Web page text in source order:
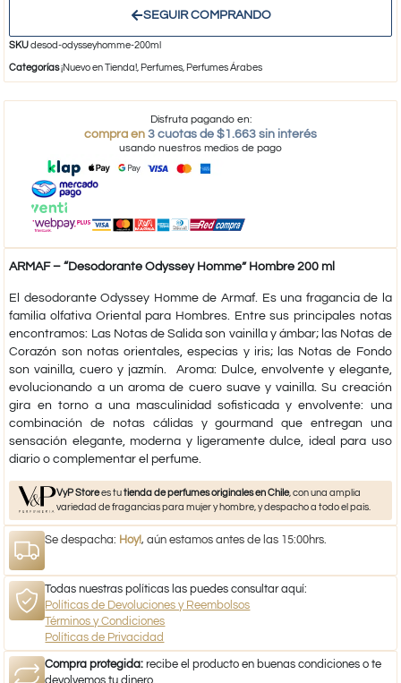
SEGUIR COMPRANDO
SKUdesod-odysseyhomme-200ml
Categorías¡Nuevo en Tienda!, Perfumes, Perfumes Árabes
Disfruta pagando en:
compra en 3 cuotas de $1.663 sin interés
usando nuestros medios de pago
ARMAF – “Desodorante Odyssey Homme” Hombre 200 ml
El desodorante Odyssey Homme de Armaf. Es una fragancia de la
familia olfativa Oriental para Hombres. Entre sus principales notas
encontramos: Las Notas de Salida son vainilla y ámbar; las Notas de
Corazón son notas orientales, especias y iris; las Notas de Fondo
son vainilla, cuero y jazmín. Aroma: Dulce, envolvente y elegante,
evolucionando a un aroma de cuero suave y vainilla. Su creación
gira en torno a una masculinidad sofisticada y envolvente: una
combinación de notas cálidas y gourmand que entregan una
sensación elegante, moderna y ligeramente dulce, ideal para uso
diario o complementar el perfume.
VyP Storees tutienda de perfumes originales en Chile, con una amplia
variedad de fragancias para mujer y hombre, y despacho a todo el país.
Se despacha: Hoy!, aún estamos antes de las 15:00hrs.
Todas nuestras políticas las puedes consultar aquí:
Políticas de Devoluciones y Reembolsos
Términos y Condiciones
Políticas de Privacidad
Compra protegida: recibe el producto en buenas condiciones o te
devolvemos tu dinero.